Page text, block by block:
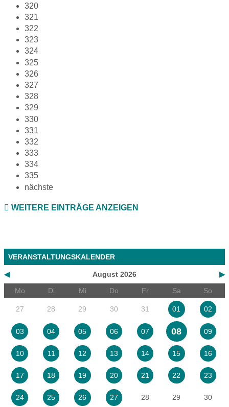
320
321
322
323
324
325
326
327
328
329
330
331
332
333
334
335
nächste
WEITERE EINTRÄGE ANZEIGEN
VERANSTALTUNGSKALENDER
◀ ▶
August 2026
Mo
Di Mi Do Fr Sa So
27 28 29 30 31 01 02
03 04 05 06 07 08 09
10 11 12 13 14 15 16
17 18 19 20 21 22 23
24 25 26 27 28 29 30